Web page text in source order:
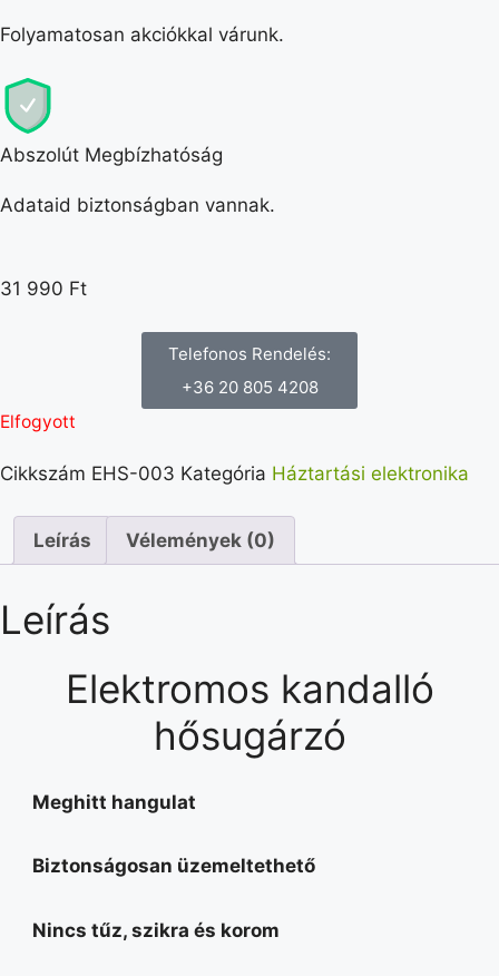
Folyamatosan akciókkal várunk.
Abszolút Megbízhatóság
Adataid biztonságban vannak.
31 990 Ft
Telefonos Rendelés:
+36 20 805 4208
Elfogyott
Cikkszám EHS-003 Kategória Háztartási elektronika
Leírás Vélemények (0)
Leírás
Elektromos kandalló
hősugárzó
Meghitt hangulat
Biztonságosan üzemeltethető
Nincs tűz, szikra és korom